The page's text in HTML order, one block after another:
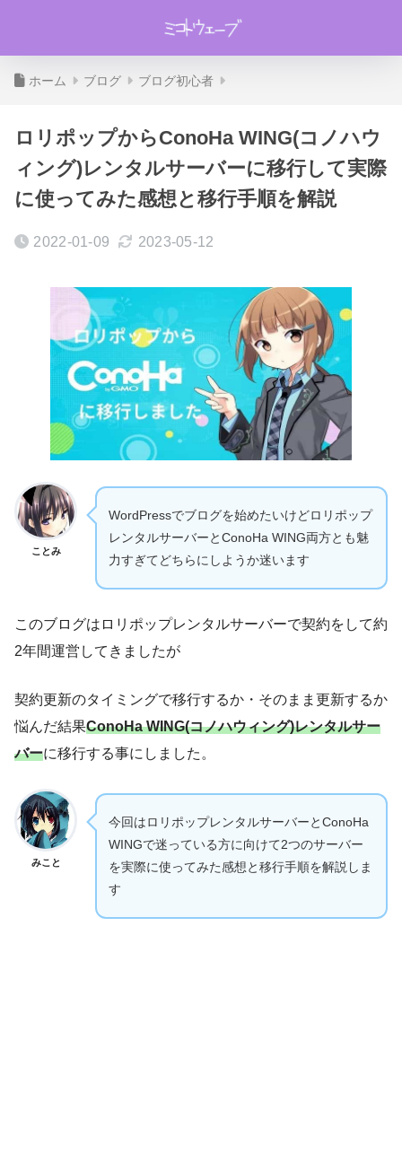
ホーム ブログ ブログ初心者
ロリポップからConoHa WING(コノハウ
ィング)レンタルサーバーに移行して実際
に使ってみた感想と移行手順を解説
2022-01-09 2023-05-12
ことみ
WordPressでブログを始めたいけどロリポップ
レンタルサーバーとConoHa WING両方とも魅
力すぎてどちらにしようか迷います
このブログはロリポップレンタルサーバーで契約をして約
2年間運営してきましたが
契約更新のタイミングで移行するか・そのまま更新するか
悩んだ結果ConoHa WING(コノハウィング)レンタルサー
バーに移行する事にしました。
みこと
今回はロリポップレンタルサーバーとConoHa
WINGで迷っている方に向けて2つのサーバー
を実際に使ってみた感想と移行手順を解説しま
す